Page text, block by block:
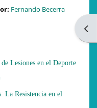
Fernando Becerra
Lesiones en el Deporte
La Resistencia en el